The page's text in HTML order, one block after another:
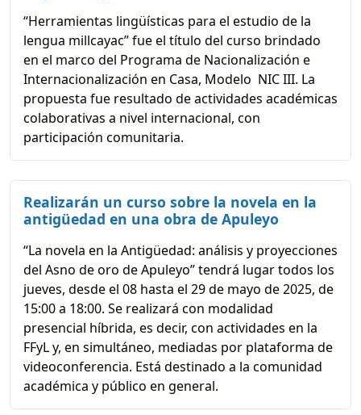
“Herramientas lingüísticas para el estudio de la
lengua millcayac” fue el título del curso brindado
en el marco del Programa de Nacionalización e
Internacionalización en Casa, Modelo NIC III. La
propuesta fue resultado de actividades académicas
colaborativas a nivel internacional, con
participación comunitaria.
Realizarán un curso sobre la novela en la
antigüedad en una obra de Apuleyo
“La novela en la Antigüedad: análisis y proyecciones
del Asno de oro de Apuleyo” tendrá lugar todos los
jueves, desde el 08 hasta el 29 de mayo de 2025, de
15:00 a 18:00. Se realizará con modalidad
presencial híbrida, es decir, con actividades en la
FFyL y, en simultáneo, mediadas por plataforma de
videoconferencia. Está destinado a la comunidad
académica y público en general.